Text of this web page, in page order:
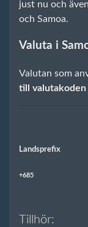
just nu och
och Samoa.
Valuta i
Valutan som
till valutakoden
Landsprefix
+685
Tillhör: